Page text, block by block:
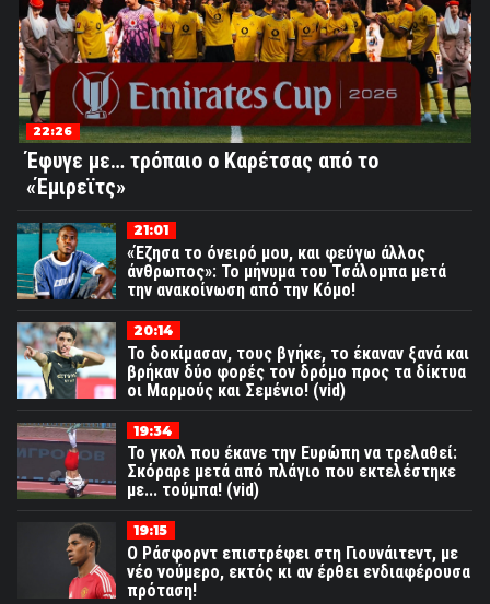
22:26
Έφυγε με… τρόπαιο ο Καρέτσας από το
«Έμιρεϊτς»
21:01
«Έζησα το όνειρό μου, και φεύγω άλλος
άνθρωπος»: Το μήνυμα του Τσάλομπα μετά
την ανακοίνωση από την Κόμο!
20:14
Το δοκίμασαν, τους βγήκε, το έκαναν ξανά και
βρήκαν δύο φορές τον δρόμο προς τα δίκτυα
οι Μαρμούς και Σεμένιο! (vid)
19:34
Το γκολ που έκανε την Ευρώπη να τρελαθεί:
Σκόραρε μετά από πλάγιο που εκτελέστηκε
με... τούμπα! (vid)
19:15
Ο Ράσφορντ επιστρέφει στη Γιουνάιτεντ, με
νέο νούμερο, εκτός κι αν έρθει ενδιαφέρουσα
πρόταση!